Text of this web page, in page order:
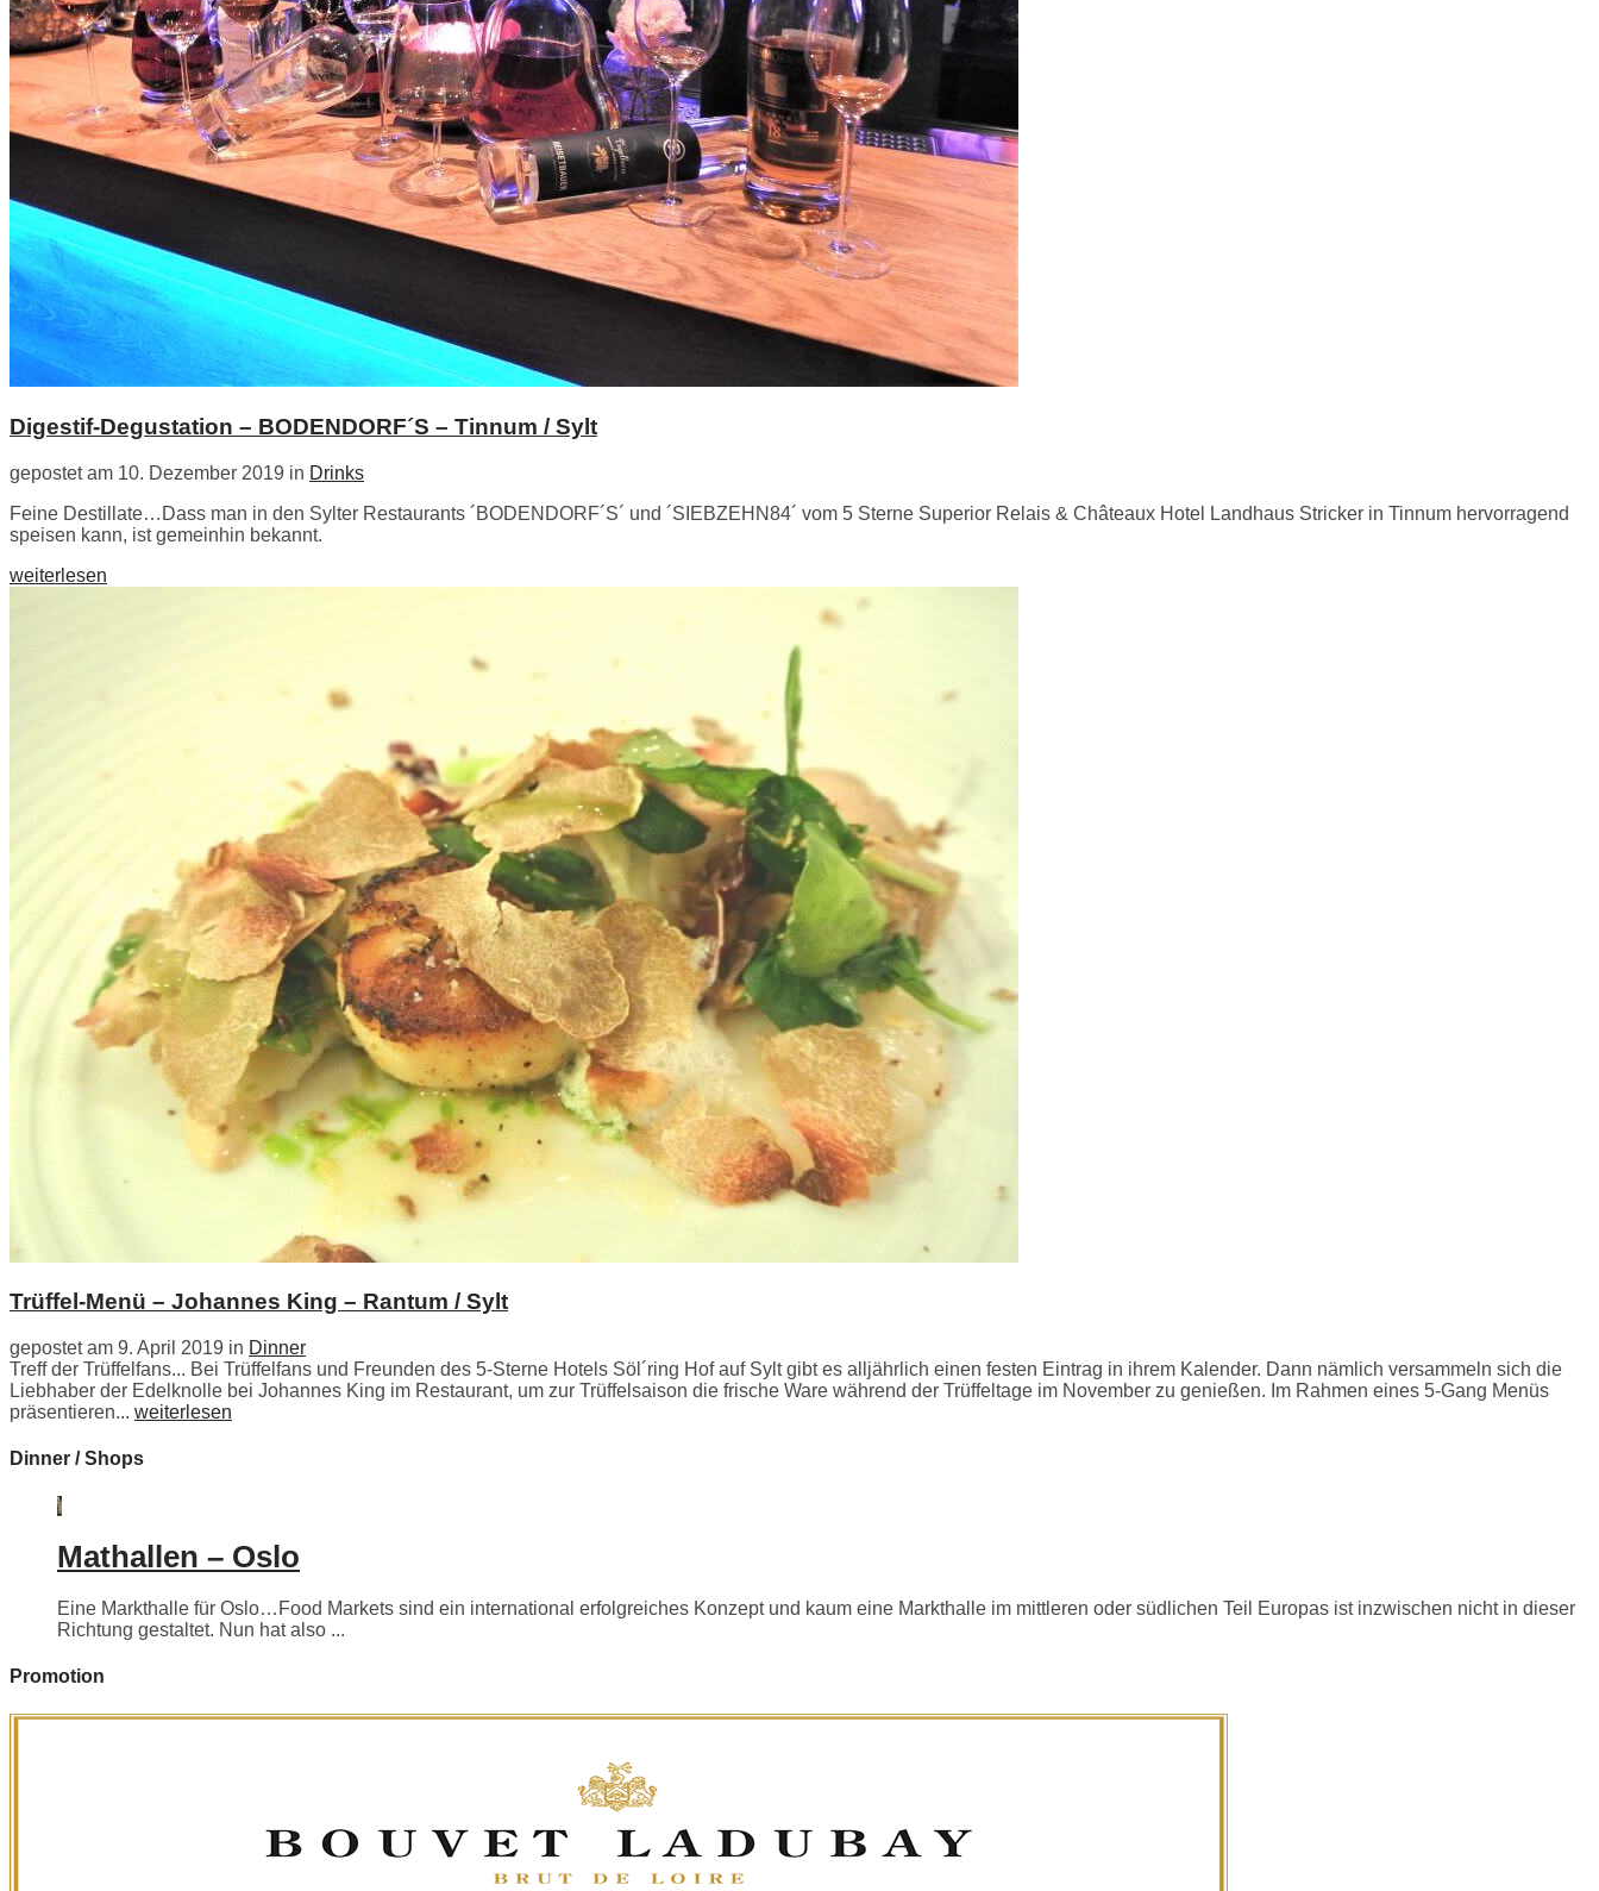
Digestif-Degustation – BODENDORF´S – Tinnum / Sylt
gepostet am 10. Dezember 2019 in Drinks
Feine Destillate…Dass man in den Sylter Restaurants ´BODENDORF´S´ und ´SIEBZEHN84´ vom 5 Sterne Superior Relais & Châteaux Hotel Landhaus Stricker in Tinnum hervorragend
speisen kann, ist gemeinhin bekannt.
weiterlesen
Trüffel-Menü – Johannes King – Rantum / Sylt
gepostet am 9. April 2019 in Dinner
Treff der Trüffelfans... Bei Trüffelfans und Freunden des 5-Sterne Hotels Söl´ring Hof auf Sylt gibt es alljährlich einen festen Eintrag in ihrem Kalender. Dann nämlich versammeln sich die
Liebhaber der Edelknolle bei Johannes King im Restaurant, um zur Trüffelsaison die frische Ware während der Trüffeltage im November zu genießen. Im Rahmen eines 5-Gang Menüs
präsentieren... weiterlesen
Dinner / Shops
Mathallen – Oslo
Eine Markthalle für Oslo…Food Markets sind ein international erfolgreiches Konzept und kaum eine Markthalle im mittleren oder südlichen Teil Europas ist inzwischen nicht in dieser
Richtung gestaltet. Nun hat also ...
Promotion